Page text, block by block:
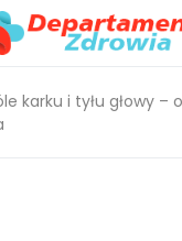
karku i tyłu głowy –